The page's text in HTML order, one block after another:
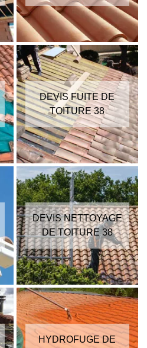
DEVIS FUITE DE
TOITURE 38
DEVIS NETTOYAGE
DE TOITURE 38
HYDROFUGE DE